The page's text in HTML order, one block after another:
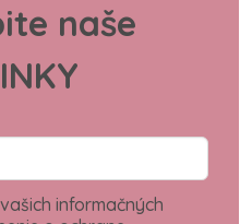
naše
informačných